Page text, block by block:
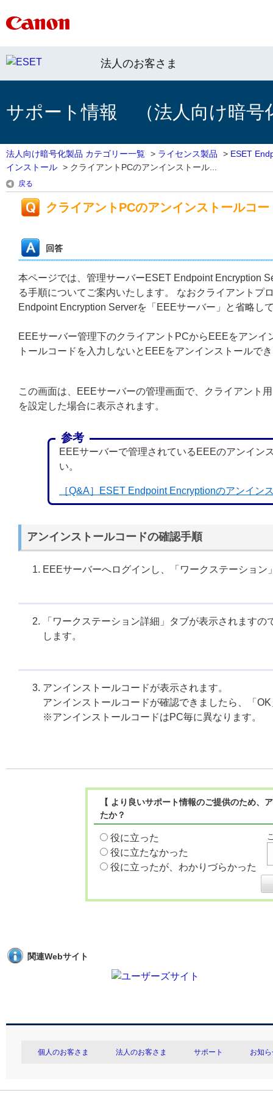
法人のお客さま
サポート情報 （法人向け暗号
法人向け暗号化製品 カテゴリー一覧 > ライセンス製品 > ESET
インストール > クライアントPCのアンインストール...
戻る
クライアントPCのアンインストールコ
回答
本ページでは、管理サーバーESET Endpoint Encryption
る手順についてご案内いたします。 なおクライアント
Endpoint Encryption Serverを「EEEサーバー」と省略し
EEEサーバー管理下のクライアントPCからEEEをアン
トールコードを入力しないとEEEをアンインストールで
この画面は、EEEサーバーの管理画面で、クライアント
を設定した場合に表示されます。
参考
EEEサーバーで管理されているEEEのアンイン
い。
［Q&A］ESET Endpoint Encryptionのアンイ
アンインストールコードの確認手順
EEEサーバーへログインし、「ワークステーショ
「ワークステーション詳細」タブが表示されます
します。
アンインストールコードが表示されます。
アンインストールコードが確認できましたら、「
※アンインストールコードはPC毎に異なります。
【 より良いサポート情報のご提供のため
たか？
役に立った
役に立たなかった
役に立ったが、わかりづらかった
関連Webサイト
個人のお客さま 法人のお客さま サポート お知